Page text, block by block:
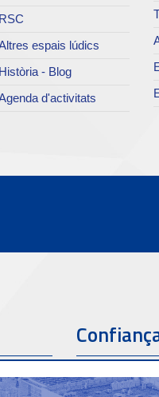
RSC
espais lúdics
Història - Blog
d'activitats